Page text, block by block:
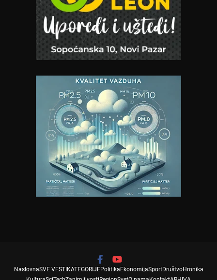
NaslovnaSVE VESTI KATEGORIJEPolitika EkonomijaSportDruštvoHronika